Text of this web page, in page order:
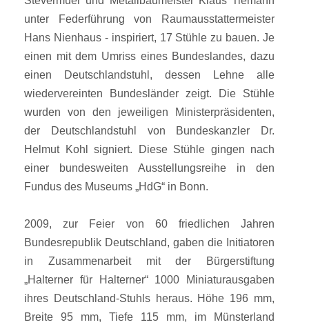
unter Federführung von Raumausstattermeister
Hans Nienhaus - inspiriert, 17 Stühle zu bauen. Je
einen mit dem Umriss eines Bundeslandes, dazu
einen Deutschlandstuhl, dessen Lehne alle
wiedervereinten Bundesländer zeigt. Die Stühle
wurden von den jeweiligen Ministerpräsidenten,
der Deutschlandstuhl von Bundeskanzler Dr.
Helmut Kohl signiert. Diese Stühle gingen nach
einer bundesweiten Ausstellungsreihe in den
Fundus des Museums „HdG“ in Bonn.
2009, zur Feier von 60 friedlichen Jahren
Bundesrepublik Deutschland, gaben die Initiatoren
in Zusammenarbeit mit der Bürgerstiftung
„Halterner für Halterner“ 1000 Miniaturausgaben
ihres Deutschland-Stuhls heraus. Höhe 196 mm,
Breite 95 mm, Tiefe 115 mm, im Münsterland